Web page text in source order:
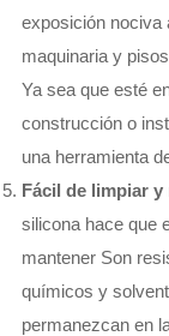
exposición nociva
maquinaria y
Ya sea que esté
construcción o
una herramienta
Fácil de limpiar y
silicona hace que
mantener Son
químicos y
permanezcan en